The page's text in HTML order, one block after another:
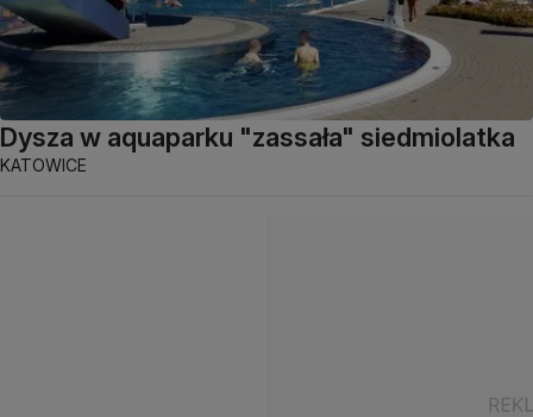
Dysza w aquaparku "zassała" siedmiolatka
KATOWICE